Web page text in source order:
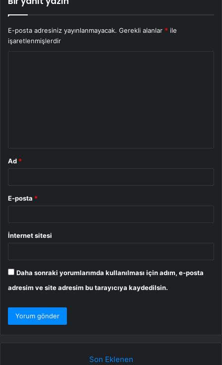
E-posta adresiniz yayınlanmayacak. Gerekli alanlar * ile
işaretlenmişlerdir
Ad *
E-posta *
İnternet sitesi
Daha sonraki yorumlarımda kullanılması için adım, e-posta
adresim ve site adresim bu tarayıcıya kaydedilsin.
Son Eklenen